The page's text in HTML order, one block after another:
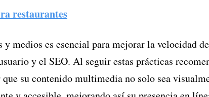
restaurantes
medios es esencial para mejorar la velocidad
y el SEO. Al seguir estas prácticas
que su contenido multimedia no solo sea